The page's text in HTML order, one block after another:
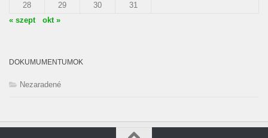
28
29 30
31
« szept
okt »
DOKUMUMENTUMOK
Nezaradené